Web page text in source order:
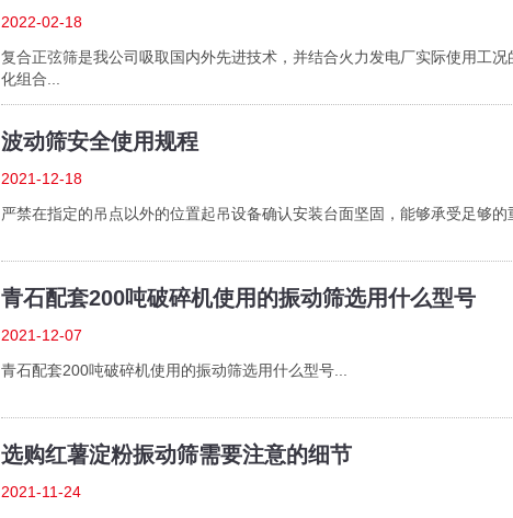
2022-02-18
复合正弦筛是我公司吸取国内外先进技术，并结合火力发电厂实际使用工况
化组合...
波动筛安全使用规程
2021-12-18
严禁在指定的吊点以外的位置起吊设备确认安装台面坚固，能够承受足够的
青石配套200吨破碎机使用的振动筛选用什么型号
2021-12-07
青石配套200吨破碎机使用的振动筛选用什么型号...
选购红薯淀粉振动筛需要注意的细节
2021-11-24